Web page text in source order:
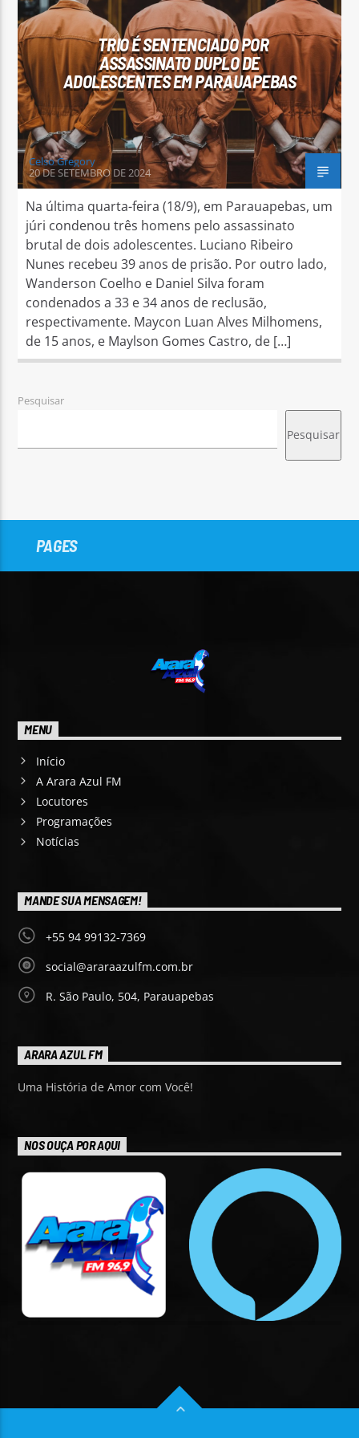
Arara Azul FM
TRIO É SENTENCIADO POR
ASSASSINATO DUPLO DE
ADOLESCENTES EM PARAUAPEBAS
Celso Gregory
20 DE SETEMBRO DE 2024
Na última quarta-feira (18/9), em Parauapebas, um
júri condenou três homens pelo assassinato
brutal de dois adolescentes. Luciano Ribeiro
Nunes recebeu 39 anos de prisão. Por outro lado,
Wanderson Coelho e Daniel Silva foram
condenados a 33 e 34 anos de reclusão,
respectivamente. Maycon Luan Alves Milhomens,
de 15 anos, e Maylson Gomes Castro, de […]
Pesquisar
Pesquisar
PAGES
MENU
Início
A Arara Azul FM
Locutores
Programações
Notícias
MANDE SUA MENSAGEM!
+55 94 99132-7369
social@araraazulfm.com.br
R. São Paulo, 504, Parauapebas
ARARA AZUL FM
Uma História de Amor com Você!
NOS OUÇA POR AQUI